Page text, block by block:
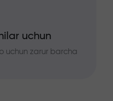
uchun
uchun zarur barcha